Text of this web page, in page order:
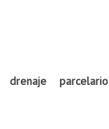
parcelario